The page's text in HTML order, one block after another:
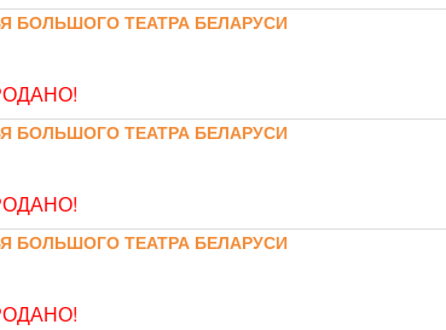
БОЛЬШОГО ТЕАТРА БЕЛАРУСИ
БОЛЬШОГО ТЕАТРА БЕЛАРУСИ
БОЛЬШОГО ТЕАТРА БЕЛАРУСИ